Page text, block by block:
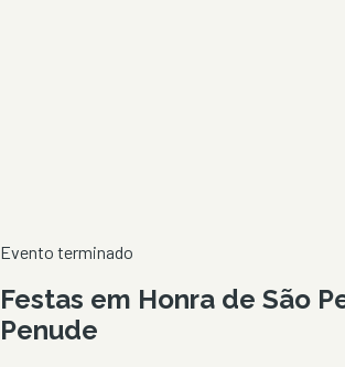
Evento terminado
Festas em Honra de São
Penude